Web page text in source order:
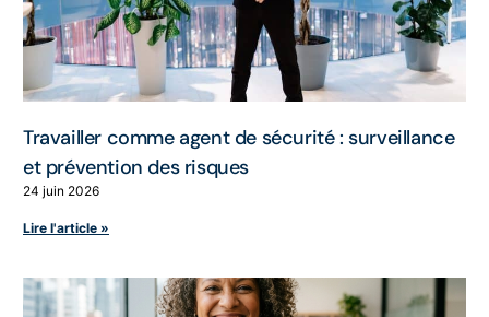
Travailler comme agent de sécurité : surveillance
et prévention des risques
24 juin 2026
Lire l'article »